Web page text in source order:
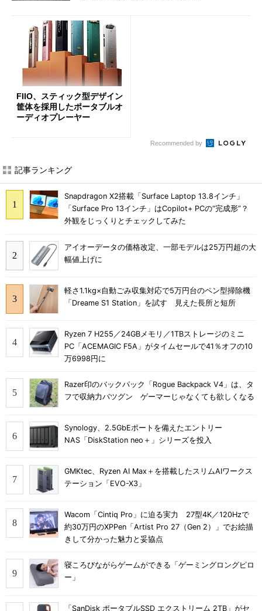
FIIO、スティック型デザイン
筐体を採用したポータブルオ
ーディオプレーヤー
Recommended by
記事ランキング
Snapdragon X2搭載「Surface Laptop 13.8インチ」
「Surface Pro 13インチ」はCopilot+ PCの“完成形”？
外観をじっくりとチェックしてみた
アイオーデータの価格改定、一部モデルは25万円超の大
幅値上げに
軽さ1.1kg×自動ごみ収集対応で5万円台のペン型掃除機
「Dreame S1 Station」を試す 見えた長所と短所
Ryzen 7 H255／24GBメモリ／1TBストレージのミニ
PC「ACEMAGIC F5A」がタイムセールで41％オフの10
万6998円に
Razer印のバックパック「Rogue Backpack V4」は、タ
フで収納力バツグン ゲーマーじゃなくても欲しくなる
Synology、2.5GbEポートを備えたエントリー
NAS「DiskStation neo＋」シリーズを投入
GMKtec、Ryzen AI Max＋を搭載したスリムAIワークス
テーション「EVO-X3」
Wacom「Cintiq Pro」に迫る実力 27型4K／120Hzで
約30万円のXPPen「Artist Pro 27（Gen 2）」でお絵描
きして分かった魅力と妥協点
寝ころびながらゲームができる「ゲーミングロングピロ
ー」
「SanDisk ポータブルSSD エクストリーム 2TB」がセ